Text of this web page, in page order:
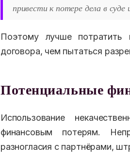
привести к потере дела в
Поэтому лучше потратить
договора, чем пытаться
Потенциальные
Использование
финансовым потерям.
разногласия с партнёрами,